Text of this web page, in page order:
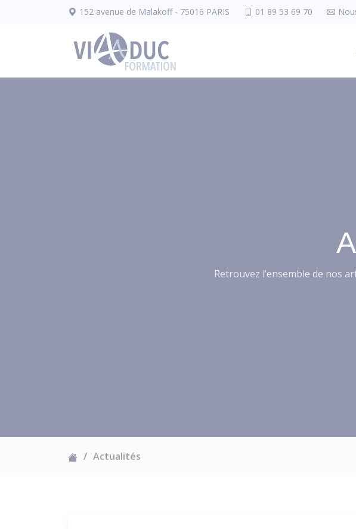
152 avenue de Malakoff - 75016 PARIS 01 89 53 69 70
Retrouvez l’ensemble de nos
Actualités
Panneau de gestion des cookies